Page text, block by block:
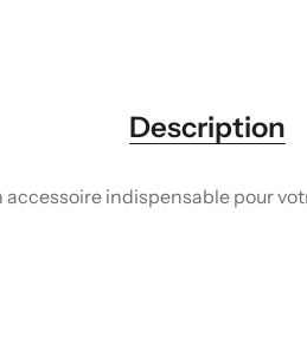
Description
indispensable pour